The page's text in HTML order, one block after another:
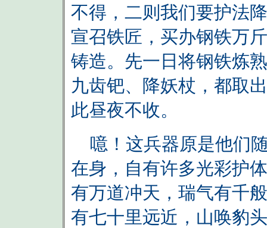
不得，二则我们要护法
宣召铁匠，买办钢铁万
铸造。先一日将钢铁炼
九齿钯、降妖杖，都取
此昼夜不收。
噫！这兵器原是他们
在身，自有许多光彩护
有万道冲天，瑞气有千
有七十里远近，山唤豹